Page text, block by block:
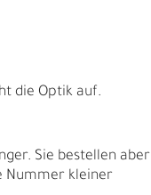
die Optik auf.
Sie bestellen aber
Nummer kleiner